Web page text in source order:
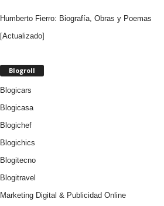
Humberto Fierro: Biografía, Obras y Poemas
[Actualizado]
Blogroll
Blogicars
Blogicasa
Blogichef
Blogichics
Blogitecno
Blogitravel
Marketing Digital & Publicidad Online